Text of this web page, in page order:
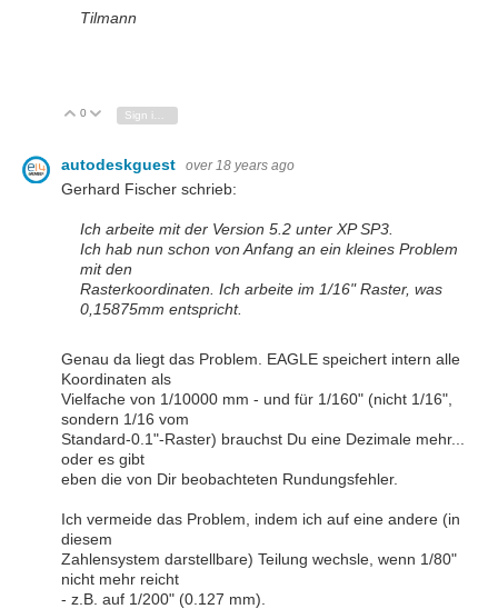
Tilmann
Vote Up
0 Vote Down
Sign in to reply
autodeskguest over 18 years ago
Gerhard Fischer schrieb:
Ich arbeite mit der Version 5.2 unter XP SP3.
Ich hab nun schon von Anfang an ein kleines Problem
mit den
Rasterkoordinaten. Ich arbeite im 1/16" Raster, was
0,15875mm entspricht.
Genau da liegt das Problem. EAGLE speichert intern alle
Koordinaten als
Vielfache von 1/10000 mm - und für 1/160" (nicht 1/16",
sondern 1/16 vom
Standard-0.1"-Raster) brauchst Du eine Dezimale mehr...
oder es gibt
eben die von Dir beobachteten Rundungsfehler.
Ich vermeide das Problem, indem ich auf eine andere (in
diesem
Zahlensystem darstellbare) Teilung wechsle, wenn 1/80"
nicht mehr reicht
- z.B. auf 1/200" (0.127 mm).